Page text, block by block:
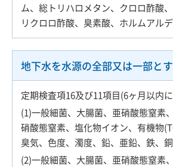
ム、総トリハロメタン、クロロ酢酸
リクロロ酢酸、臭素酸、ホルムアル
地下水を水源の全部又は一部と
定期検査項16及び11項目(6ヶ月以内
(1)一般細菌、大腸菌、亜硝酸態窒素
硝酸態窒素、塩化物イオン、有機物
臭気、色度、濁度、鉛、亜鉛、鉄、
(2)一般細菌、大腸菌、亜硝酸態窒素